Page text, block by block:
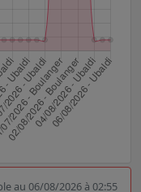
au 06/08/2026 à 02:55